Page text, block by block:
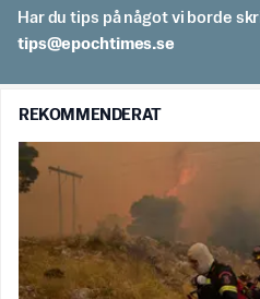
Har du tips på något vi borde
es.semithcope@spit
REKOMMENDERAT